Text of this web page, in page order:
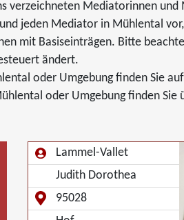
verzeichneten Mediatorinnen
jeden Mediator in Mühlental
mit Basiseinträgen. Bitte
ändert.
oder Umgebung finden Sie
oder Umgebung finden
Lammel-Vallet
Judith Dorothea
95028